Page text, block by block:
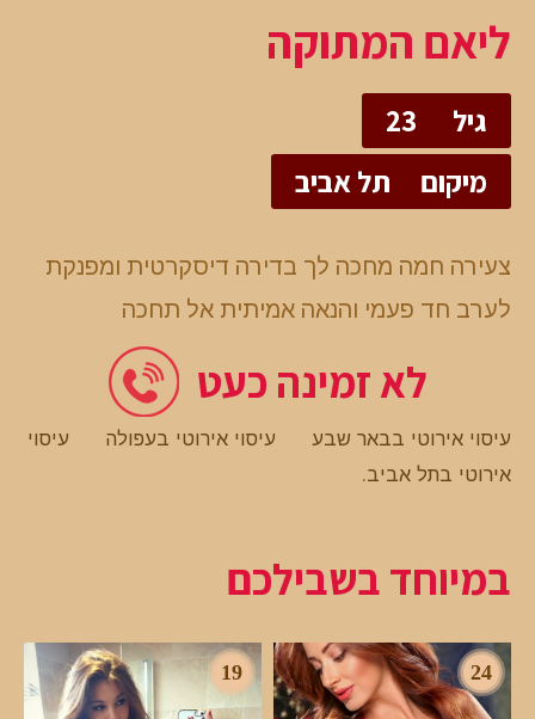
ליאם המתוקה
גיל
23
מיקום
תל אביב
צעירה חמה מחכה לך בדירה דיסקרטית ומפנקת
לערב חד פעמי והנאה אמיתית אל תחכה
לא זמינה כעט
עיסוי אירוטי בבאר שבע עיסוי אירוטי בעפולה
עיסוי
אירוטי בתל אביב.
במיוחד בשבילכם
24
19